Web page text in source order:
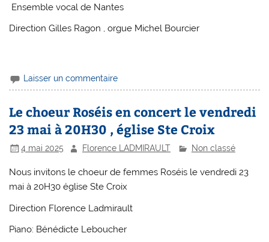
Ensemble vocal de Nantes
Direction Gilles Ragon , orgue Michel Bourcier
Laisser un commentaire
Le choeur Roséis en concert le vendredi
23 mai à 20H30 , église Ste Croix
4 mai 2025 Florence LADMIRAULT Non classé
Nous invitons le choeur de femmes Roséis le vendredi 23
mai à 20H30 église Ste Croix
Direction Florence Ladmirault
Piano: Bénédicte Leboucher